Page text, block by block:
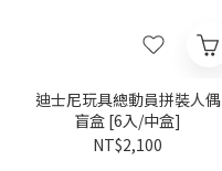
迪士尼玩具總動員拼裝人偶
盲盒 [6入/中盒]
NT$2,100